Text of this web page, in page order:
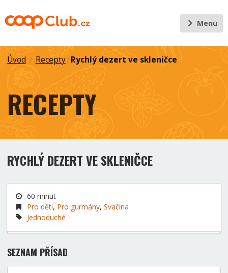
Menu
Úvod / Recepty/ Rychlý dezert ve skleničce
RECEPTY
RYCHLÝ DEZERT VE SKLENIČCE
60 minut
Pro děti, Pro gurmány, Svačina
Jednoduché
SEZNAM PŘÍSAD